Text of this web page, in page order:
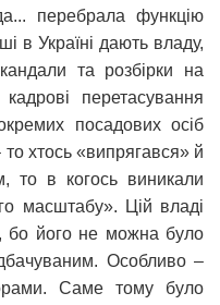
перебрала функцію
в Україні дають владу,
та розбірки на
перетасування
посадових осіб
хтось «випрягався» й
то в когось виникали
масштабу». Цій владі
бо його не можна було
Особливо –
Саме тому було